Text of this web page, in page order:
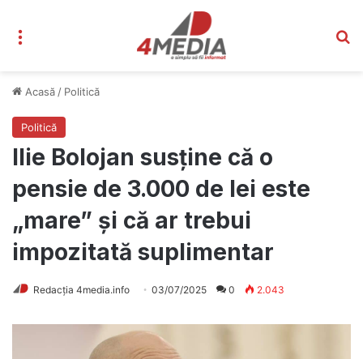
Acasă / Politică
Politică
Ilie Bolojan susține că o
pensie de 3.000 de lei este
„mare” și că ar trebui
impozitată suplimentar
Redacția 4media.info 03/07/2025 0 2.043